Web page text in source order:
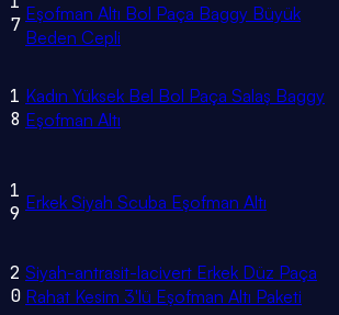
7 Eşofman Altı Bol Paça Baggy Büyük
Beden Cepli
1
8
Kadın Yüksek Bel Bol Paça Salaş Baggy
Eşofman Altı
1
9 Erkek Siyah Scuba Eşofman Altı
2
0
Siyah-antrasit-lacivert Erkek Düz Paça
Rahat Kesim 3'lü Eşofman Altı Paketi